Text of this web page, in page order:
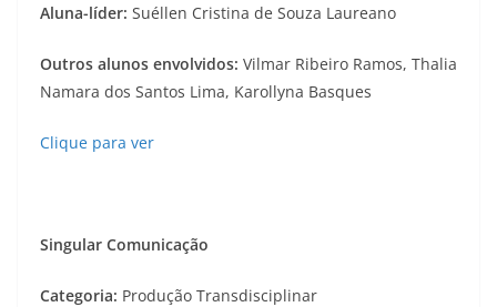
Aluna-líder: Suéllen Cristina de Souza Laureano
Outros alunos envolvidos: Vilmar Ribeiro Ramos, Thalia
Namara dos Santos Lima, Karollyna Basques
Clique para ver
Singular Comunicação
Categoria: Produção Transdisciplinar